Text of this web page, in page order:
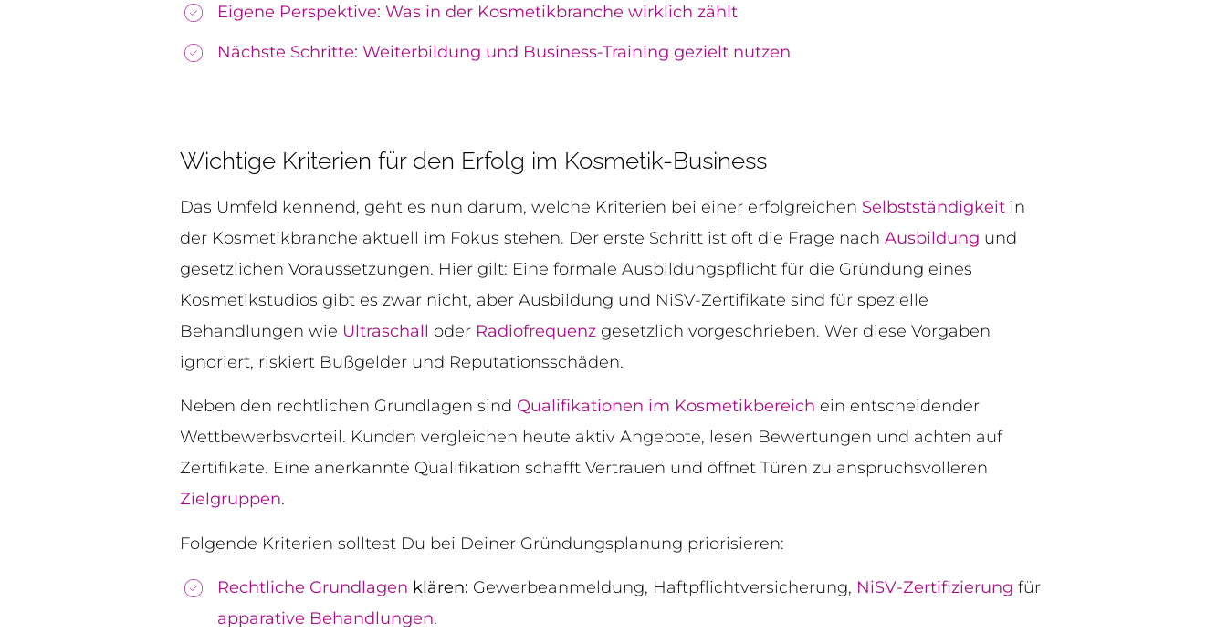
Eigene Perspektive: Was in der Kosmetikbranche wirklich zählt
Nächste Schritte: Weiterbildung und Business-Training gezielt nutzen
Wichtige Kriterien für den Erfolg im Kosmetik-Business
Das Umfeld kennend, geht es nun darum, welche Kriterien bei einer erfolgreichen Selbstständigkeit in
der Kosmetikbranche aktuell im Fokus stehen. Der erste Schritt ist oft die Frage nach Ausbildung und
gesetzlichen Voraussetzungen. Hier gilt: Eine formale Ausbildungspflicht für die Gründung eines
Kosmetikstudios gibt es zwar nicht, aber Ausbildung und NiSV-Zertifikate sind für spezielle
Behandlungen wie Ultraschall oder Radiofrequenz gesetzlich vorgeschrieben. Wer diese Vorgaben
ignoriert, riskiert Bußgelder und Reputationsschäden.
Neben den rechtlichen Grundlagen sind Qualifikationen im Kosmetikbereich ein entscheidender
Wettbewerbsvorteil. Kunden vergleichen heute aktiv Angebote, lesen Bewertungen und achten auf
Zertifikate. Eine anerkannte Qualifikation schafft Vertrauen und öffnet Türen zu anspruchsvolleren
Zielgruppen.
Folgende Kriterien solltest Du bei Deiner Gründungsplanung priorisieren:
Rechtliche Grundlagen klären: Gewerbeanmeldung, Haftpflichtversicherung, NiSV-Zertifizierung für
apparative Behandlungen.